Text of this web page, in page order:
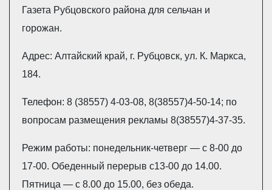
Газета Рубцовского района для сельчан и
горожан.
Адрес: Алтайский край, г. Рубцовск, ул. К. Маркса,
184.
Телефон: 8 (38557) 4-03-08, 8(38557)4-50-14; по
вопросам размещения рекламы 8(38557)4-37-35.
Режим работы: понедельник-четверг — с 8-00 до
17-00. Обеденный перерыв с13-00 до 14.00.
Пятница — с 8.00 до 15.00, без обеда.